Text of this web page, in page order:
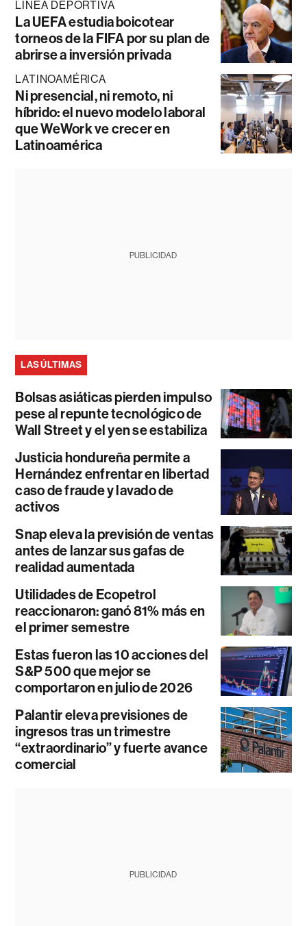
LÍNEA DEPORTIVA
La UEFA estudia boicotear
torneos de la FIFA por su plan de
abrirse a inversión privada
LATINOAMÉRICA
Ni presencial, ni remoto, ni
híbrido: el nuevo modelo laboral
que WeWork ve crecer en
Latinoamérica
PUBLICIDAD
LAS ÚLTIMAS
Bolsas asiáticas pierden impulso
pese al repunte tecnológico de
Wall Street y el yen se estabiliza
Justicia hondureña permite a
Hernández enfrentar en libertad
caso de fraude y lavado de
activos
Snap eleva la previsión de ventas
antes de lanzar sus gafas de
realidad aumentada
Utilidades de Ecopetrol
reaccionaron: ganó 81% más en
el primer semestre
Estas fueron las 10 acciones del
S&P 500 que mejor se
comportaron en julio de 2026
Palantir eleva previsiones de
ingresos tras un trimestre
“extraordinario” y fuerte avance
comercial
PUBLICIDAD